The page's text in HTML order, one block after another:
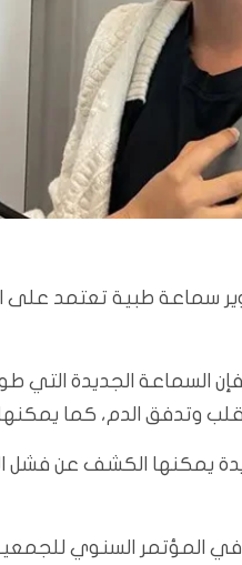
السماعة الجديدة التي
القلب وتدفق الدم، كما
يمكنها الكشف عن فشل
المؤتمر السنوي للجمعية